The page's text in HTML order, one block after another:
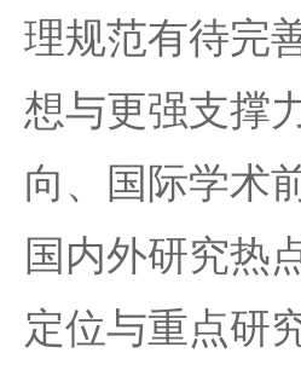
理规范有待完
想与更强支撑
向、国际学术
国内外研究热
定位与重点研